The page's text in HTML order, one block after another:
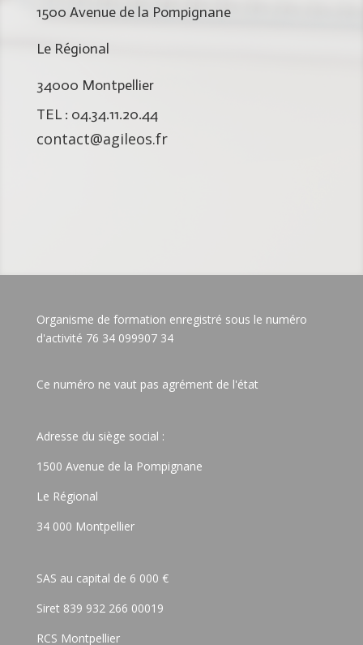
1500 Avenue de la Pompignane
Le Régional
34000 Montpellier
TEL : 04.34.11.20.44
contact@agileos.fr
Organisme de formation enregistré sous le numéro
d'activité 76 34 099907 34
Ce numéro ne vaut pas agrément de l'état
Adresse du siège social :
1500 Avenue de la Pompignane
Le Régional
34 000 Montpellier
SAS au capital de 6 000 €
Siret 839 932 266 00019
RCS Montpellier